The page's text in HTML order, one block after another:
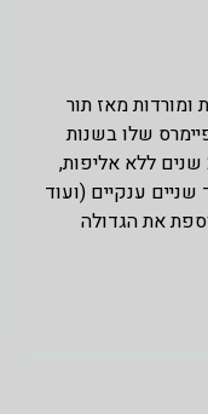
ומורדות מאז תור
שלו בשנות
ה-80. מאז עברו שם שנים חשוכות, 22 שנים ללא אליפות,
ענקיים (ועוד
את הגדולה